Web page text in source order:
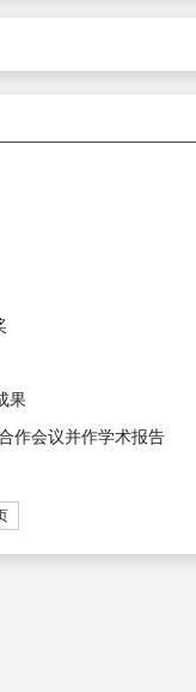
果
作会议并作学术报告